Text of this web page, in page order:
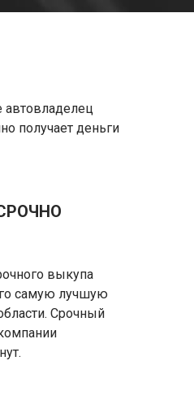
автовладелец
получает деньги
выкупа
самую лучшую
Срочный